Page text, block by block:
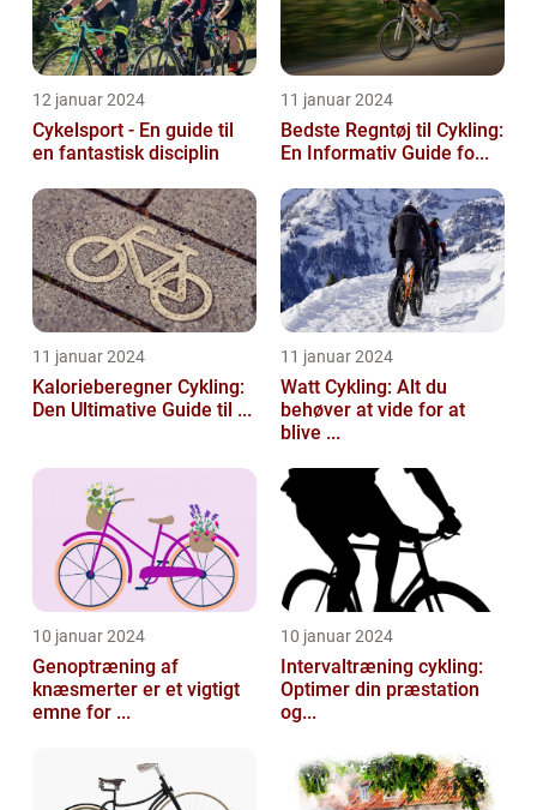
12 januar 2024
Cykelsport - En guide til
en fantastisk disciplin
11 januar 2024
Bedste Regntøj til Cykling:
En Informativ Guide fo...
11 januar 2024
Kalorieberegner Cykling:
Den Ultimative Guide til ...
11 januar 2024
Watt Cykling: Alt du
behøver at vide for at
blive ...
10 januar 2024
Genoptræning af
knæsmerter er et vigtigt
emne for ...
10 januar 2024
Intervaltræning cykling:
Optimer din præstation
og...